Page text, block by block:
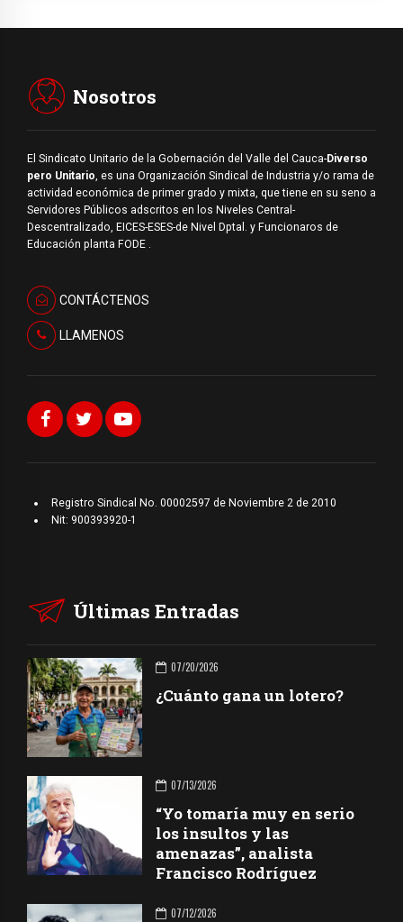
Nosotros
El Sindicato Unitario de la Gobernación del Valle del Cauca-Diverso
pero Unitario, es una Organización Sindical de Industria y/o rama de
actividad económica de primer grado y mixta, que tiene en su seno a
Servidores Públicos adscritos en los Niveles Central-
Descentralizado, EICES-ESES-de Nivel Dptal. y Funcionaros de
Educación planta FODE .
CONTÁCTENOS
LLAMENOS
Registro Sindical No. 00002597 de Noviembre 2 de 2010
Nit: 900393920-1
Últimas Entradas
07/20/2026
¿Cuánto gana un lotero?
07/13/2026
“Yo tomaría muy en serio
los insultos y las
amenazas”, analista
Francisco Rodríguez
07/12/2026